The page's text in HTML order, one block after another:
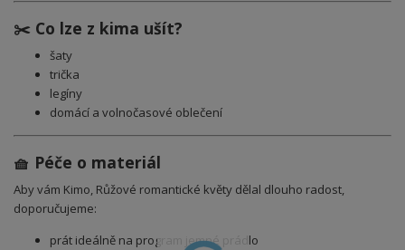
✂️ Co lze z kima ušít?
šaty
trička
legíny
domácí a volnočasové oblečení
🧺 Péče o materiál
Aby vám Kimo, Růžové romantické květy dělal dlouho radost,
doporučujeme:
prát ideálně na program jemné prádlo